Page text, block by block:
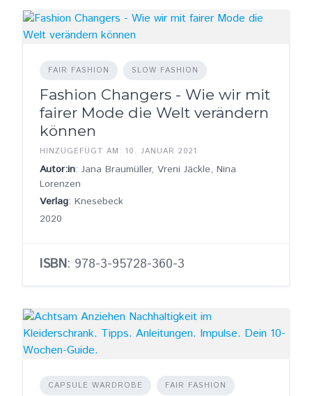
FAIR FASHION SLOW FASHION
Fashion Changers - Wie wir mit
fairer Mode die Welt verändern
können
HINZUGEFÜGT AM: 10. JANUAR 2021
Autor:in: Jana Braumüller, Vreni Jäckle, Nina
Lorenzen
Verlag: Knesebeck
2020
ISBN: 978-3-95728-360-3
CAPSULE WARDROBE FAIR FASHION